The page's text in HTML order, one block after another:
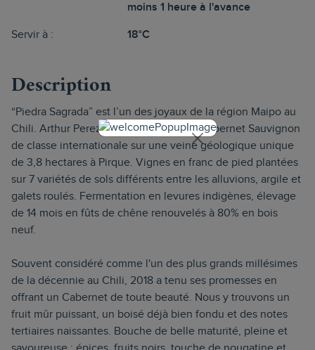
moins 1 heure à l'avance
Servir à : 18°C
Description
“Piedra Sagrada” est l’un des joyaux de la région Maipo au
Chili. Arthur Perez Rojas accouche de Cabernet Sauvignon
de classe internationale sur une veine géologique unique
de 3,8 hectares à Pirque. Vignes en franc de pied plantées
sur 7 variétés de sols différents entre les alluvions, argile et
galets roulés. Fermentation en levures indigènes, élevage
de 14 mois en fûts de chêne renouvelés à 80% en bois
neuf.
Souvent considéré comme l'un des plus grands millésimes
de la décennie au Chili, 2018 a tenu ses promesses en
offrant un Cabernet de toute beauté. Nous y trouvons un
fruit mûr puissant, un boisé déjà bien fondu et des notes
tertiaires naissantes. Bouche de belle maturité, pleine et